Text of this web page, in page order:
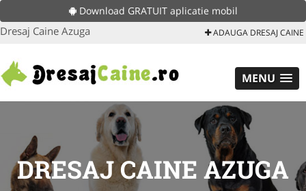
Download GRATUIT aplicatie mobil
Dresaj Caine Azuga ADAUGA DRESAJ CAINE
MENU
DRESAJ CAINE AZUGA